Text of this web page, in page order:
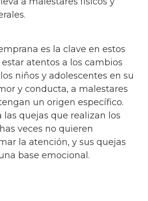
es la clave en estos
estar atentos a los cambios
niños y adolescentes en su
y conducta, a malestares
un origen específico.
las quejas que realizan los
veces no quieren
la atención, y sus quejas
base emocional.